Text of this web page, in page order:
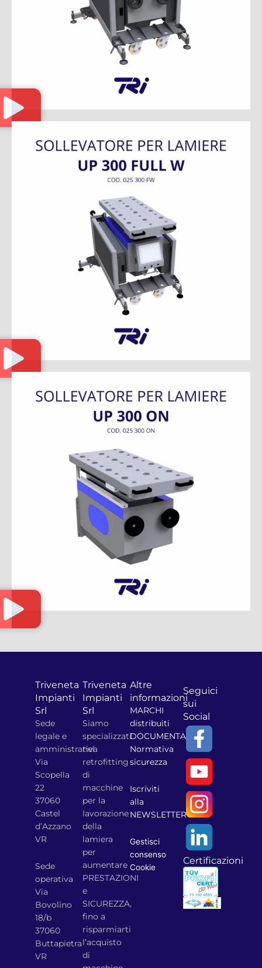
Triveneta
Impianti
Srl
Sede
legale e
amministrativa
Via
Scopella
22
37060
Castel
d’Azzano
VR
Sede
operativa
Via
Bovolino
18/b
37060
Buttapietra
VR
Triveneta
Impianti
Srl
Siamo
specializzati
nel
retrofitting
di
macchine
per la
lavorazione
della
lamiera
per
aumentare
PRESTAZIONI
e
SICUREZZA,
fino a
risparmiarti
l’acquisto
di
Altre
informazioni
MARCHI
distribuiti
DOCUMENTAZIONE
Normativa
sicurezza
Iscriviti
alla
NEWSLETTER
Gestisci
consenso
Cookie
Seguici
sui
Social
Certificazioni